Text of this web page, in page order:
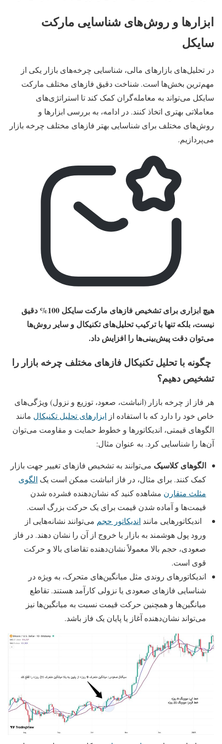
ابزارها و روش‌های شناسایی مارکت
سایکل
در تحلیل‌های بازارهای مالی، شناسایی چرخه‌های بازار یکی از
مهم‌ترین بخش‌ها است. شناخت دقیق فازهای مختلف مارکت
سایکل می‌تواند به معامله‌گران کمک کند تا استراتژی‌های
معاملاتی بهتری اتخاذ کنند. در ادامه، به بررسی ابزارها و
روش‌های مختلف برای شناسایی بهتر فازهای مختلف چرخه بازار
می‌پردازیم.
هیچ ابزاری برای تشخیص فازهای مارکت سایکل 100% دقیق
نیست، بلکه تنها با ترکیب تحلیل‌های تکنیکال و سایر روش‌ها
می‌توان دقت پیش‌بینی‌ها را افزایش داد.
چگونه با تحلیل تکنیکال فازهای مختلف چرخه بازار را
تشخیص دهیم؟
هر فاز از چرخه بازار (انباشت، صعود، توزیع و نزول) ویژگی‌های
خاص خود را دارد که با استفاده از ابزارهای تحلیل تکنیکال مانند
الگوهای قیمتی، اندیکاتورها و خطوط حمایت و مقاومت می‌توان
آن‌ها را شناسایی کرد. به عنوان مثال:
الگوهای کلاسیک می‌توانند به تشخیص فازهای تغییر جهت بازار
کمک کنند. برای مثال، در فاز انباشت ممکن است یک الگوی
مثلث متقارن مشاهده کنید که نشان‌دهنده فشرده شدن
قیمت‌ها و آماده شدن قیمت برای یک حرکت بزرگ است.
اندیکاتورهایی مانند اندیکاتور حجم می‌توانند نشانه‌هایی از
ورود پول هوشمند به بازار یا خروج از آن را نشان دهند. در فاز
صعودی، حجم بالا معمولاً نشان‌دهنده تقاضای بالا و حرکت
قوی است.
اندیکاتورهای روندی مثل میانگین‌های متحرک، به ویژه در
شناسایی فازهای صعودی یا نزولی کارآمد هستند. تقاطع
میانگین‌ها و همچنین حرکت قیمت نسبت به میانگین‌ها نیز
می‌تواند نشان‌دهنده آغاز یا پایان یک فاز باشد.